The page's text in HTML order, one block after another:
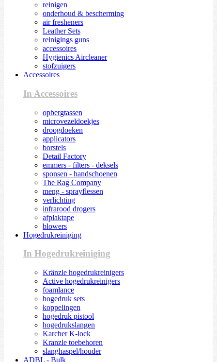
reinigen
onderhoud & bescherming
air fresheners
Leather Sets
reinigings guns
accessoires
Hygienics Aircleaner
stofzuigers
Accessoires
In Accessoires
opbergtassen
microvezeldoekjes
droogdoeken
applicators
borstels
Detail Factory
emmers - filters - deksels
sponsen - handschoenen
The Rag Company
meng - sprayflessen
verlichting
infrarood drogers
afplaktape
blowers
Hogedrukreiniging
In Hogedrukreiniging
Kränzle hogedrukreinigers
Active hogedrukreinigers
foamlance
hogedruk sets
koppelingen
hogedruk pistool
hogedrukslangen
Karcher K-lock
Kranzle toebehoren
slanghaspel/houder
ADBL - Bulk